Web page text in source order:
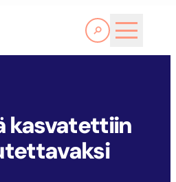
Lue lisää
kasvatettiin